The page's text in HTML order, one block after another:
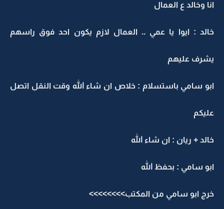
انا وخالد ع العمال
خالد : ايوا يا عمي .. العمال لازم يكون احد فوق راسهم
يشرف عليهم
ابو سامي باستسلام : خلاص ان شاء الله وقت النقل اتصل
عليكم
خالد + ريان : ان شاء الله
ابو سامي : بحفظ الله
خرج ابو سامي من المكتب>>>>>>>>